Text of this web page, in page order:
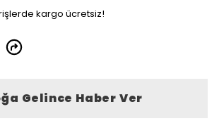
kargo ücretsiz!
Gelince Haber Ver